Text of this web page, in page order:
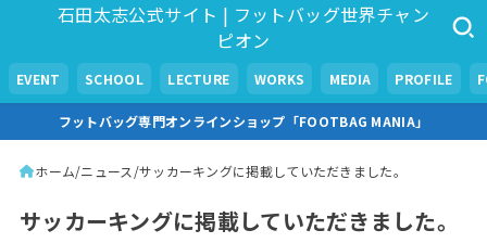
石田太志公式サイト | フットバッグ世界チャン
ピオン
EVENT SCHOOL LECTURE WORKS MEDIA PROFILE
フットバッグ専門オンラインショップ「FOOTBAG MANIA」
ホーム ニュース サッカーキングに掲載していただきました。
サッカーキングに掲載していただきました。